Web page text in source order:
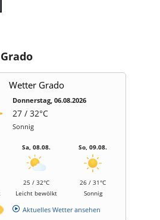
Wetter Grado
Donnerstag, 06.08.2026
27 / 32°C
Sonnig
Sa, 08.08.
25 / 32°C
Leicht bewölkt
So, 09.08.
26 / 31°C
Sonnig
Aktuelles Wetter ansehen